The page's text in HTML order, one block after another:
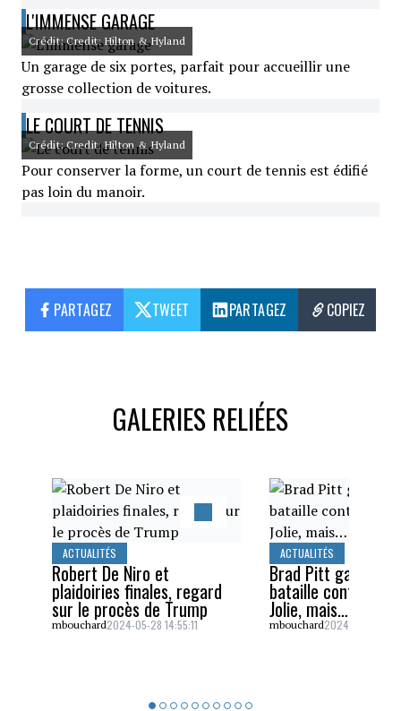
L'IMMENSE GARAGE
Crédit: Credit: Hilton & Hyland
Un garage de six portes, parfait pour accueillir une
grosse collection de voitures.
LE COURT DE TENNIS
Crédit: Credit: Hilton & Hyland
Pour conserver la forme, un court de tennis est édifié
pas loin du manoir.
PARTAGEZ TWEET PARTAGEZ COPIEZ
GALERIES RELIÉES
ACTUALITÉS
Robert De Niro et
plaidoiries finales, regard
sur le procès de Trump
mbouchard2024-05-28 14:55:11
ACTUALITÉS
Brad Pitt gagne
bataille contre
Jolie, mais…
mbouchard2024-05-26